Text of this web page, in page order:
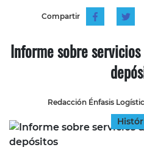
Compartir
Informe sobre
Redacción Énfasis